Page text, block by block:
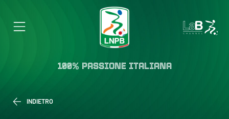
100% PASSIONE ITALIANA
INDIETRO